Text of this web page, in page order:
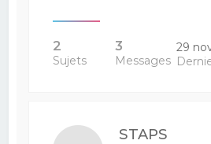
2
Sujets
3
Messages
29
STAPS